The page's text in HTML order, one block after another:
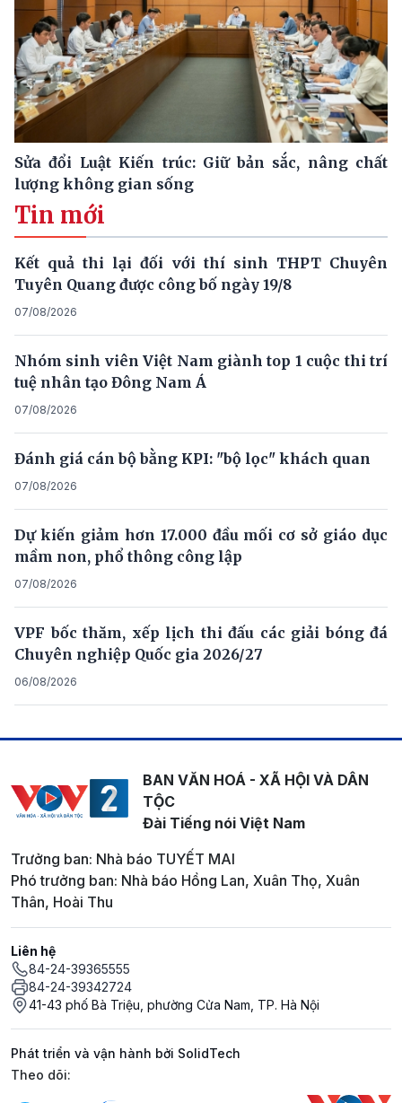
Sửa đổi Luật Kiến trúc: Giữ bản sắc, nâng chất
lượng không gian sống
Tin mới
Kết quả thi lại đối với thí sinh THPT Chuyên
Tuyên Quang được công bố ngày 19/8
07/08/2026
Nhóm sinh viên Việt Nam giành top 1 cuộc thi trí
tuệ nhân tạo Đông Nam Á
07/08/2026
Đánh giá cán bộ bằng KPI: "bộ lọc" khách quan
07/08/2026
Dự kiến giảm hơn 17.000 đầu mối cơ sở giáo dục
mầm non, phổ thông công lập
07/08/2026
VPF bốc thăm, xếp lịch thi đấu các giải bóng đá
Chuyên nghiệp Quốc gia 2026/27
06/08/2026
BAN VĂN HOÁ - XÃ HỘI VÀ DÂN
TỘC
Đài Tiếng nói Việt Nam
Trưởng ban: Nhà báo TUYẾT MAI
Phó trưởng ban: Nhà báo Hồng Lan, Xuân Thọ, Xuân
Thân, Hoài Thu
Liên hệ
84-24-39365555
84-24-39342724
41-43 phố Bà Triệu, phường Cửa Nam, TP. Hà Nội
Phát triển và vận hành bởi SolidTech
Mạng xã hội
Theo dõi: